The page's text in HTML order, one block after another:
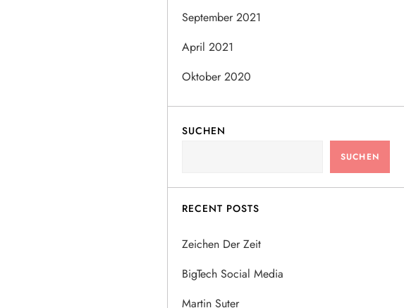
September 2021
April 2021
Oktober 2020
SUCHEN
SUCHEN
RECENT POSTS
Zeichen Der Zeit
BigTech Social Media
Martin Suter